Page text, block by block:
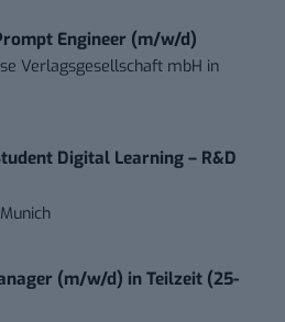
Engineer (m/w/d)
Verlagsgesellschaft mbH in
Digital Learning – R&D
Munich
(m/w/d) in Teilzeit (25-